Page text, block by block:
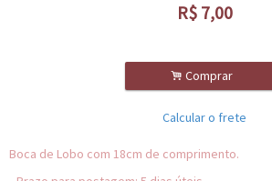
R$ 7,00
. Comprar
Calcular o frete
Boca de Lobo com 18cm de comprimento.